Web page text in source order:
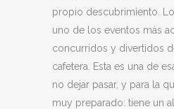
propio descubrimiento.
uno de los eventos más
concurridos y divertidos
cafetera. Esta es una de
no dejar pasar, y para la
muy preparado: tiene un